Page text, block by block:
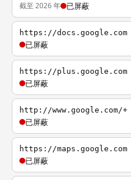
截至 2026 年 已屏蔽
https://docs.google.com
已屏蔽
https://plus.google.com
已屏蔽
http://www.google.com/+
已屏蔽
https://maps.google.com
已屏蔽